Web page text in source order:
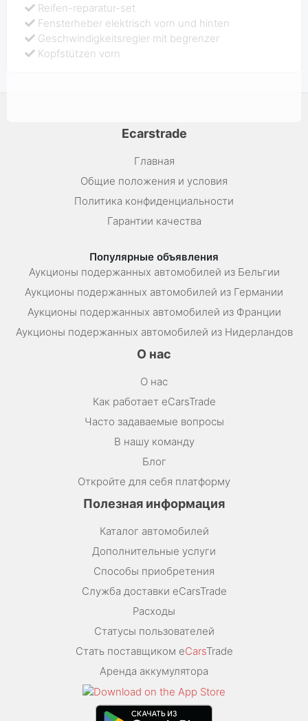
Reifen-reparatur-set
Fensterheber elektrisch vorn und hinten
Geschwindigkeitsregler mit begrenzer
Kopfstützen vorn
Ecarstrade
Главная
Общие положения и условия
Политика конфиденциальности
Гарантии качества
Популярные объявления
Аукционы подержанных автомобилей из Бельгии
Аукционы подержанных автомобилей из Германии
Аукционы подержанных автомобилей из Франции
Аукционы подержанных автомобилей из Нидерландов
О нас
О нас
Как работает eCarsTrade
Часто задаваемые вопросы
В нашу команду
Блог
Откройте для себя платформу
Полезная информация
Каталог автомобилей
Дополнительные услуги
Способы приобретения
Служба доставки eCarsTrade
Расходы
Статусы пользователей
Стать поставщиком eCarsTrade
Аренда аккумулятора